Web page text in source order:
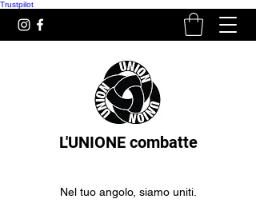
Trustpilot
L'UNIONE combatte
Nel tuo angolo, siamo uniti.